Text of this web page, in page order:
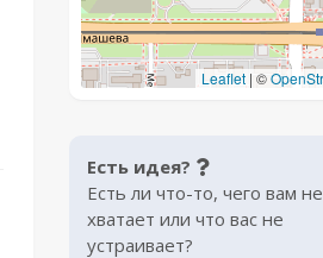
Leaflet | ©
Есть идея?
Есть ли что-то, чего вам не
хватает или что вас не
устраивает?